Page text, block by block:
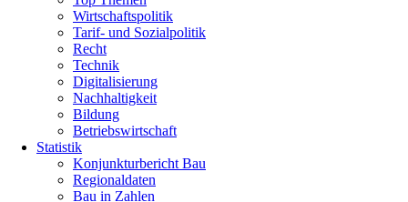
Wirtschaftspolitik
Tarif- und Sozialpolitik
Recht
Technik
Digitalisierung
Nachhaltigkeit
Bildung
Betriebswirtschaft
Statistik
Konjunkturbericht Bau
Regionaldaten
Bau in Zahlen